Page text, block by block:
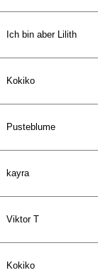
Ich bin aber Lilith
Kokiko
Pusteblume
kayra
Viktor T
Kokiko